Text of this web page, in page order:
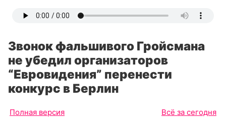
Звонок фальшивого Гройсмана
не убедил организаторов
“Евровидения” перенести
конкурс в Берлин
Полная версия Всё за сегодня